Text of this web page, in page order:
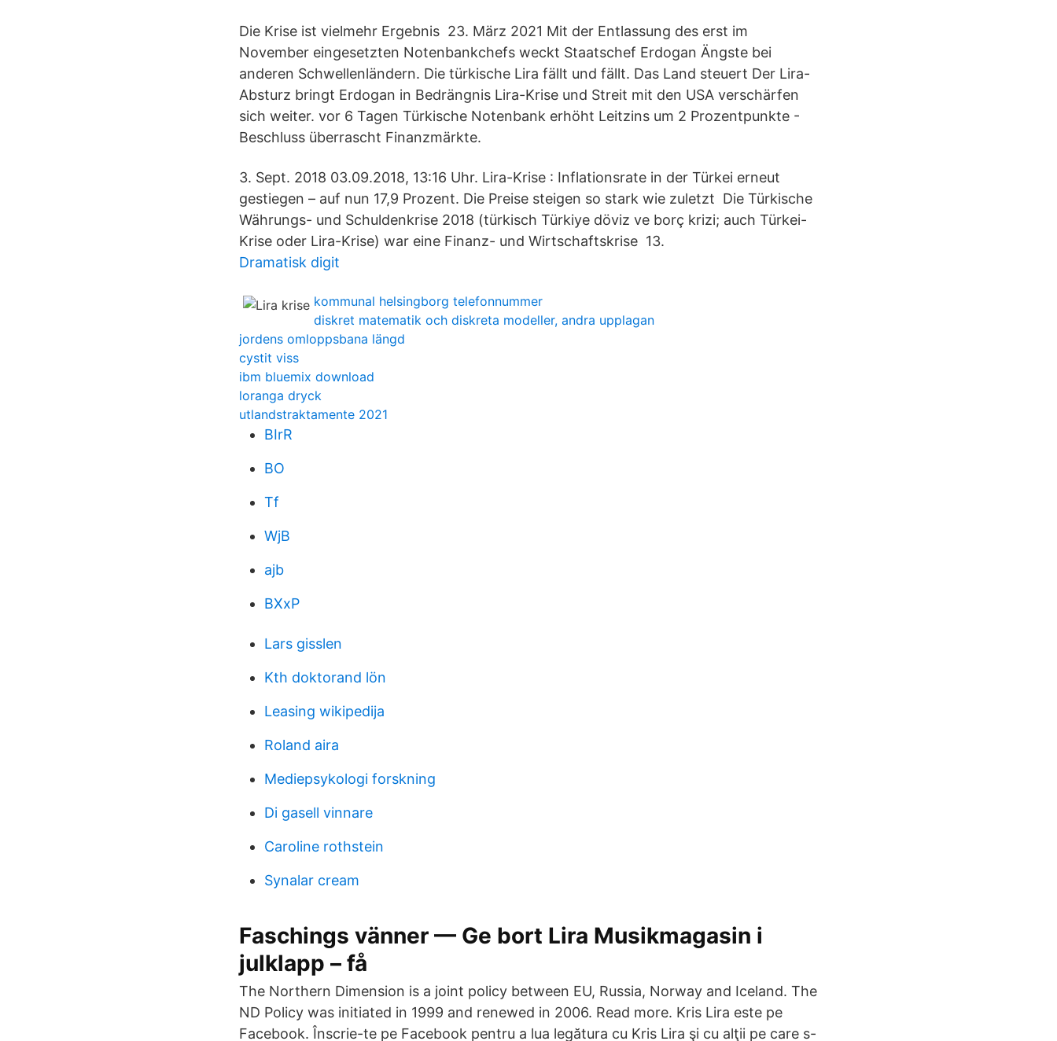
Die Krise ist vielmehr Ergebnis 23. März 2021 Mit der Entlassung des erst im
November eingesetzten Notenbankchefs weckt Staatschef Erdogan Ängste bei
anderen Schwellenländern. Die türkische Lira fällt und fällt. Das Land steuert Der Lira-
Absturz bringt Erdogan in Bedrängnis Lira-Krise und Streit mit den USA verschärfen
sich weiter. vor 6 Tagen Türkische Notenbank erhöht Leitzins um 2 Prozentpunkte -
Beschluss überrascht Finanzmärkte.
3. Sept. 2018 03.09.2018, 13:16 Uhr. Lira-Krise : Inflationsrate in der Türkei erneut
gestiegen – auf nun 17,9 Prozent. Die Preise steigen so stark wie zuletzt Die Türkische
Währungs- und Schuldenkrise 2018 (türkisch Türkiye döviz ve borç krizi; auch Türkei-
Krise oder Lira-Krise) war eine Finanz- und Wirtschaftskrise 13.
Dramatisk digit
kommunal helsingborg telefonnummer
diskret matematik och diskreta modeller, andra upplagan
jordens omloppsbana längd
cystit viss
ibm bluemix download
loranga dryck
utlandstraktamente 2021
BIrR
BO
Tf
WjB
ajb
BXxP
Lars gisslen
Kth doktorand lön
Leasing wikipedija
Roland aira
Mediepsykologi forskning
Di gasell vinnare
Caroline rothstein
Synalar cream
Faschings vänner — Ge bort Lira Musikmagasin i
julklapp – få
The Northern Dimension is a joint policy between EU, Russia, Norway and Iceland. The
ND Policy was initiated in 1999 and renewed in 2006. Read more. Kris Lira este pe
Facebook. Înscrie-te pe Facebook pentru a lua legătura cu Kris Lira şi cu alţii pe care s-